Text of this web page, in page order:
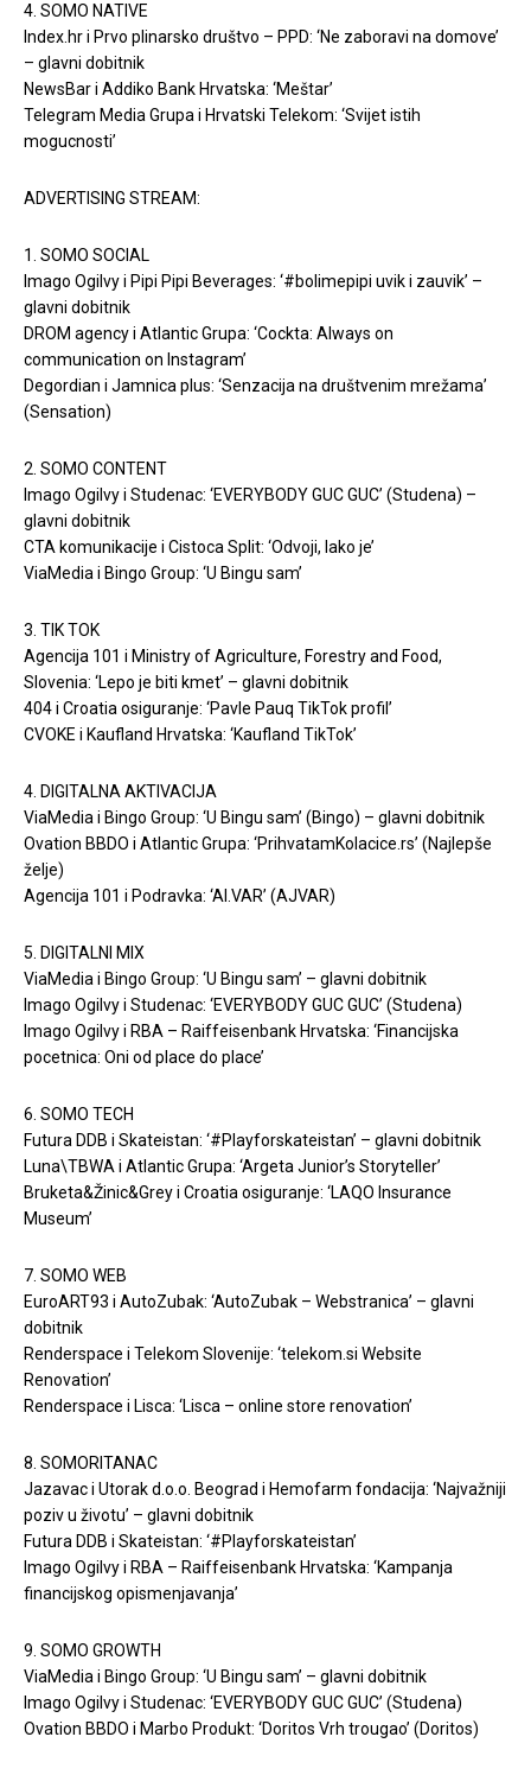
4. SOMO NATIVE
Index.hr i Prvo plinarsko društvo – PPD: ‘Ne zaboravi na domove’
– glavni dobitnik
NewsBar i Addiko Bank Hrvatska: ‘Meštar’
Telegram Media Grupa i Hrvatski Telekom: ‘Svijet istih
mogucnosti’
ADVERTISING STREAM:
1. SOMO SOCIAL
Imago Ogilvy i Pipi Pipi Beverages: ‘#bolimepipi uvik i zauvik’ –
glavni dobitnik
DROM agency i Atlantic Grupa: ‘Cockta: Always on
communication on Instagram’
Degordian i Jamnica plus: ‘Senzacija na društvenim mrežama’
(Sensation)
2. SOMO CONTENT
Imago Ogilvy i Studenac: ‘EVERYBODY GUC GUC’ (Studena) –
glavni dobitnik
CTA komunikacije i Cistoca Split: ‘Odvoji, lako je’
ViaMedia i Bingo Group: ‘U Bingu sam’
3. TIK TOK
Agencija 101 i Ministry of Agriculture, Forestry and Food,
Slovenia: ‘Lepo je biti kmet’ – glavni dobitnik
404 i Croatia osiguranje: ‘Pavle Pauq TikTok profil’
CVOKE i Kaufland Hrvatska: ‘Kaufland TikTok’
4. DIGITALNA AKTIVACIJA
ViaMedia i Bingo Group: ‘U Bingu sam’ (Bingo) – glavni dobitnik
Ovation BBDO i Atlantic Grupa: ‘PrihvatamKolacice.rs’ (Najlepše
želje)
Agencija 101 i Podravka: ‘AI.VAR’ (AJVAR)
5. DIGITALNI MIX
ViaMedia i Bingo Group: ‘U Bingu sam’ – glavni dobitnik
Imago Ogilvy i Studenac: ‘EVERYBODY GUC GUC’ (Studena)
Imago Ogilvy i RBA – Raiffeisenbank Hrvatska: ‘Financijska
pocetnica: Oni od place do place’
6. SOMO TECH
Futura DDB i Skateistan: ‘#Playforskateistan’ – glavni dobitnik
Luna\TBWA i Atlantic Grupa: ‘Argeta Junior’s Storyteller’
Bruketa&Žinic&Grey i Croatia osiguranje: ‘LAQO Insurance
Museum’
7. SOMO WEB
EuroART93 i AutoZubak: ‘AutoZubak – Webstranica’ – glavni
dobitnik
Renderspace i Telekom Slovenije: ‘telekom.si Website
Renovation’
Renderspace i Lisca: ‘Lisca – online store renovation’
8. SOMORITANAC
Jazavac i Utorak d.o.o. Beograd i Hemofarm fondacija: ‘Najvažniji
poziv u životu’ – glavni dobitnik
Futura DDB i Skateistan: ‘#Playforskateistan’
Imago Ogilvy i RBA – Raiffeisenbank Hrvatska: ‘Kampanja
financijskog opismenjavanja’
9. SOMO GROWTH
ViaMedia i Bingo Group: ‘U Bingu sam’ – glavni dobitnik
Imago Ogilvy i Studenac: ‘EVERYBODY GUC GUC’ (Studena)
Ovation BBDO i Marbo Produkt: ‘Doritos Vrh trougao’ (Doritos)